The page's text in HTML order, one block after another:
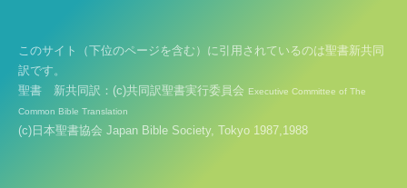
このサイト（下位のページを含む）に引用されているのは聖書新共同
訳です。
聖書 新共同訳：(c)共同訳聖書実行委員会 Executive Committee of The
Common Bible Translation
(c)日本聖書協会 Japan Bible Society, Tokyo 1987,1988